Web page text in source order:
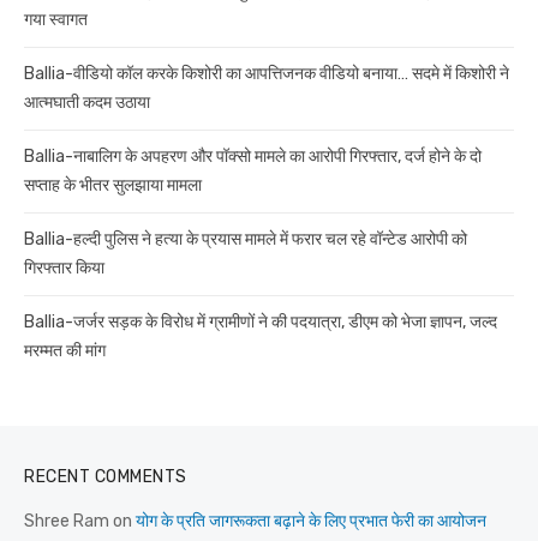
गया स्वागत
Ballia-वीडियो कॉल करके किशोरी का आपत्तिजनक वीडियो बनाया… सदमे में किशोरी ने
आत्मघाती कदम उठाया
Ballia-नाबालिग के अपहरण और पॉक्सो मामले का आरोपी गिरफ्तार, दर्ज होने के दो
सप्ताह के भीतर सुलझाया मामला
Ballia-हल्दी पुलिस ने हत्या के प्रयास मामले में फरार चल रहे वॉन्टेड आरोपी को
गिरफ्तार किया
Ballia-जर्जर सड़क के विरोध में ग्रामीणों ने की पदयात्रा, डीएम को भेजा ज्ञापन, जल्द
मरम्मत की मांग
RECENT COMMENTS
Shree Ram on योग के प्रति जागरूकता बढ़ाने के लिए प्रभात फेरी का आयोजन